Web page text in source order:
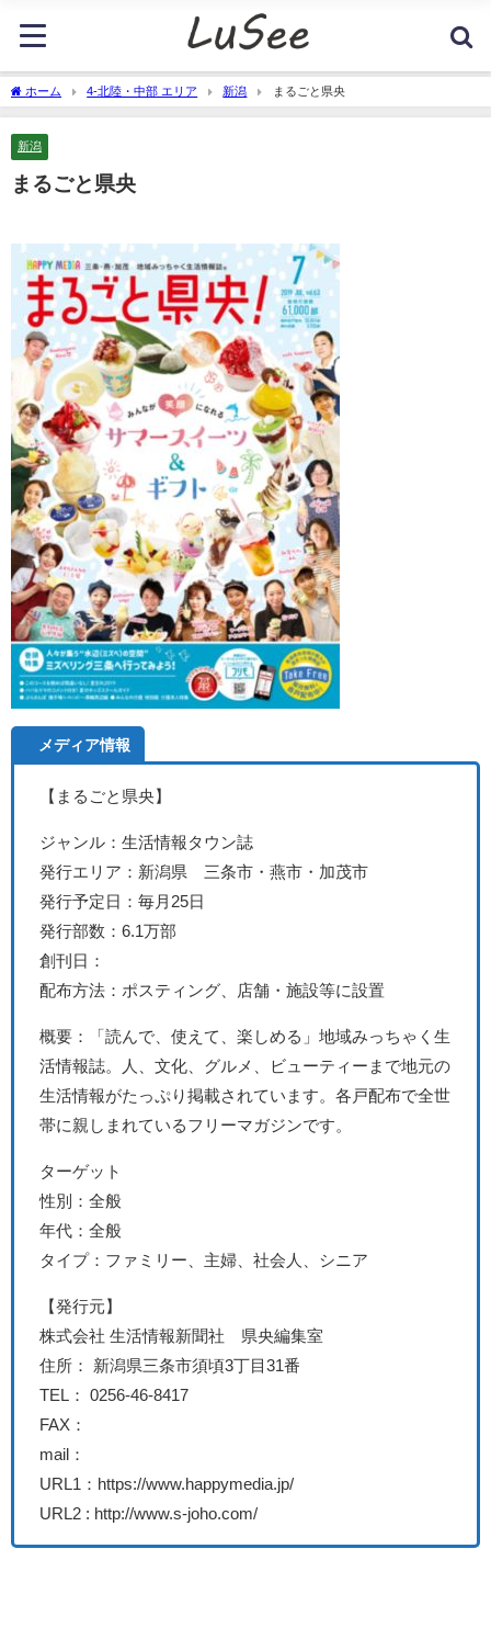
ホーム 4-北陸・中部 エリア 新潟 まるごと県央
新潟
まるごと県央
メディア情報
【まるごと県央】
ジャンル：生活情報タウン誌
発行エリア：新潟県 三条市・燕市・加茂市
発行予定日：毎月25日
発行部数：6.1万部
創刊日：
配布方法：ポスティング、店舗・施設等に設置
概要：
「読んで、使えて、楽しめる」地域みっちゃく生
活情報誌。人、文化、グルメ、ビューティーまで地元の
生活情報がたっぷり掲載されています。各戸配布で全世
帯に親しまれているフリーマガジンです。
ターゲット
性別：全般
年代：全般
タイプ：ファミリー、主婦、社会人、シニア
【発行元】
株式会社 生活情報新聞社 県央編集室
住所： 新潟県三条市須頃3丁目31番
TEL： 0256-46-8417
FAX：
mail：
URL1：https://www.happymedia.jp/
URL2 : http://www.s-joho.com/